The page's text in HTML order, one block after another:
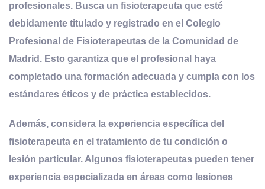
profesionales. Busca un fisioterapeuta que esté
debidamente titulado y registrado en el Colegio
Profesional de Fisioterapeutas de la Comunidad de
Madrid. Esto garantiza que el profesional haya
completado una formación adecuada y cumpla con los
estándares éticos y de práctica establecidos.
Además, considera la experiencia específica del
fisioterapeuta en el tratamiento de tu condición o
lesión particular. Algunos fisioterapeutas pueden tener
experiencia especializada en áreas como lesiones